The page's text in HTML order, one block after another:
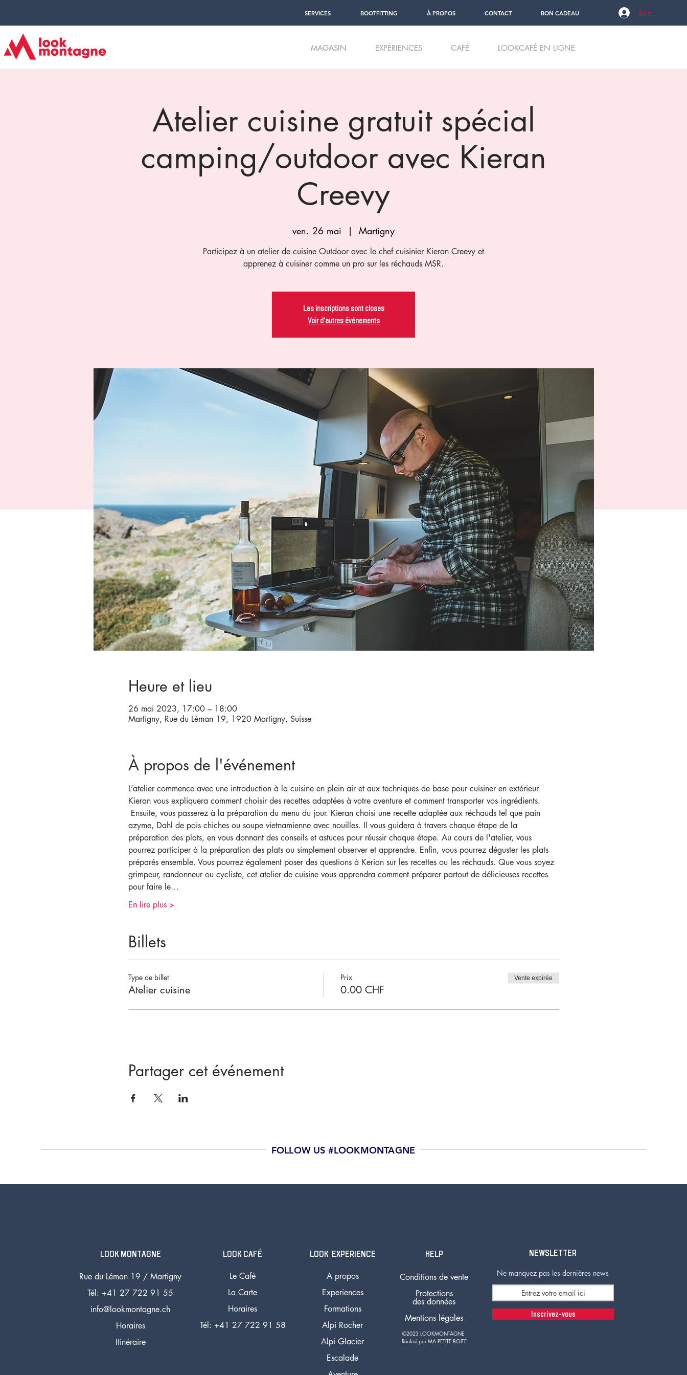
MAGASIN EXPÉRIENCES CAFÉ LOOKCAFÉ EN LIGNE
Se connecter
SERVICES BOOTFITTING À PROPOS CONTACT BON CADEAU
Atelier cuisine gratuit spécial
camping/outdoor avec Kieran
Creevy
ven. 26 mai
  |
Martigny
Participez à un atelier de cuisine Outdoor avec le chef cuisinier Kieran Creevy et
apprenez à cuisiner comme un pro sur les réchauds MSR.
Les inscriptions sont closes
Voir d'autres événements
Heure et lieu
26 mai 2023, 17:00 – 18:00
Martigny, Rue du Léman 19, 1920 Martigny, Suisse
À propos de l'événement
L’atelier commence avec une introduction à la cuisine en plein air et aux techniques de base pour cuisiner en extérieur.
Kieran vous expliquera comment choisir des recettes adaptées à votre aventure et comment transporter vos ingrédients.
Ensuite, vous passerez à la préparation du menu du jour. Kieran choisi une recette adaptée aux réchauds tel que pain
azyme, Dahl de pois chiches ou soupe vietnamienne avec nouilles. Il vous guidera à travers chaque étape de la
préparation des plats, en vous donnant des conseils et astuces pour réussir chaque étape. Au cours de l'atelier, vous
pourrez participer à la préparation des plats ou simplement observer et apprendre. Enfin, vous pourrez déguster les plats
préparés ensemble. Vous pourrez également poser des questions à Kerian sur les recettes ou les réchauds. Que vous soyez
grimpeur, randonneur ou cycliste, cet atelier de cuisine vous apprendra comment préparer partout de délicieuses recettes
pour faire le…
En lire plus >
Billets
Type de billet
Atelier cuisine
Prix
0.00 CHF
Vente expirée
Partager cet événement
FOLLOW US #LOOKMONTAGNE
LOOK MONTAGNE
Rue du Léman 19 / Martigny
Tél: +41 27 722 91 55
info@lookmontagne.ch
Horaires
Itinéraire
LOOK CAFÉ
Le Café
La Carte
Horaires
Tél: +41 27 722 91 58
LOOK EXPERIENCE
A propos
Experiences
Formations
Alpi Rocher
Alpi Glacier
Escalade
HELP
Conditions de vente
Protections
des données
Mentions légales
©2023 LOOKMONTAGNE
Réalisé par MA PETITE BOITE
NEWSLETTER
Ne manquez pas les dernières news
Inscrivez-vous